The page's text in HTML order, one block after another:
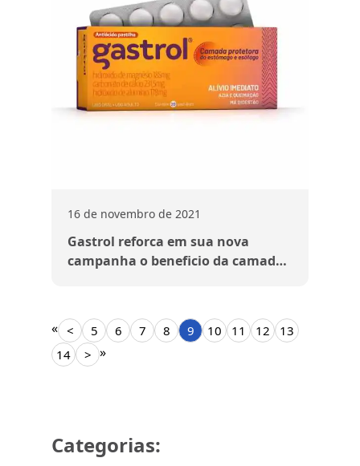
16 de novembro de 2021
Gastrol reforca em sua nova
campanha o beneficio da camada
« < 5 6 7 8 9 10 11 12
13
14
> »
Categorias: